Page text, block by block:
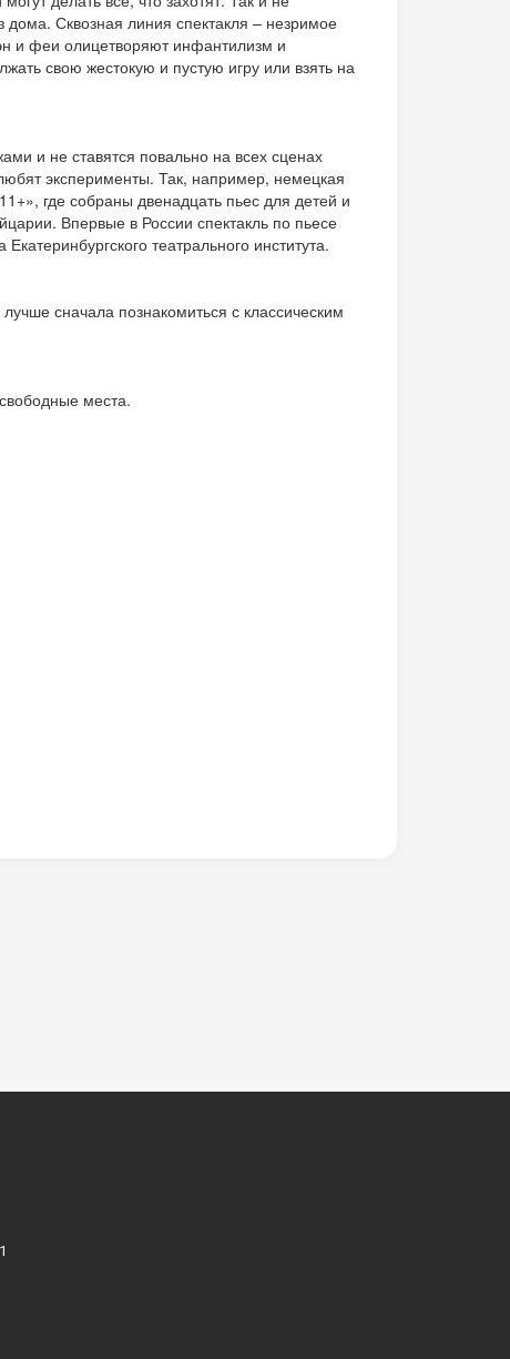
Сквозная линия спектакля – незримое
и феи олицетворяют инфантилизм и
свою жестокую и пустую игру или взять на
и не ставятся повально на всех сценах
эксперименты. Так, например, немецкая
где собраны двенадцать пьес для детей и
Впервые в России спектакль по пьесе
театрального института.
сначала познакомиться с классическим
места.